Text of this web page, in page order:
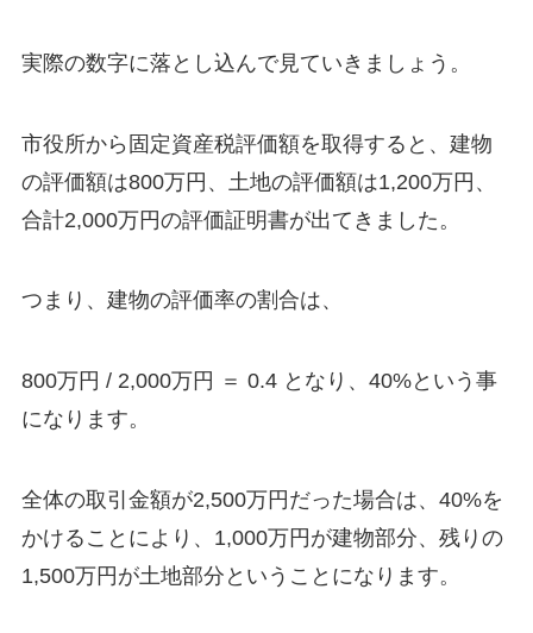
実際の数字に落とし込んで見ていきましょう。
市役所から固定資産税評価額を取得すると、建物
の評価額は800万円、土地の評価額は1,200万円、
合計2,000万円の評価証明書が出てきました。
つまり、建物の評価率の割合は、
800万円 / 2,000万円 ＝ 0.4 となり、40%という事
になります。
全体の取引金額が2,500万円だった場合は、40%を
かけることにより、1,000万円が建物部分、残りの
1,500万円が土地部分ということになります。